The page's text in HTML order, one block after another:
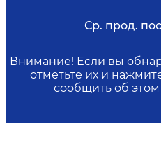
Ср. прод.
Внимание! Если вы
отметьте их и
сообщить об